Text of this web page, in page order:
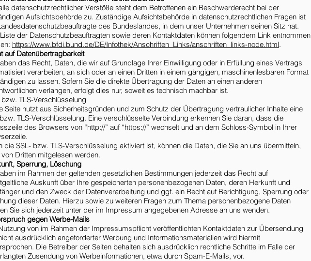
datenschutzrechtlicher Verstöße steht dem Betroffenen ein Beschwerderecht bei der
Aufsichtsbehörde zu. Zuständige Aufsichtsbehörde in datenschutzrechtlichen Fragen ist
des Bundeslandes, in dem unser Unternehmen seinen Sitz hat.
der Datenschutzbeauftragten sowie deren Kontaktdaten können folgendem Link entnommen
https://www.bfdi.bund.de/DE/Infothek/Anschriften_Links/anschriften_links-node.html.
auf Datenübertragbarkeit
das Recht, Daten, die wir auf Grundlage Ihrer Einwilligung oder in Erfüllung eines Vertrags
verarbeiten, an sich oder an einen Dritten in einem gängigen, maschinenlesbaren Format
zu lassen. Sofern Sie die direkte Übertragung der Daten an einen anderen
verlangen, erfolgt dies nur, soweit es technisch machbar ist.
bzw. TLS-Verschlüsselung
Seite nutzt aus Sicherheitsgründen und zum Schutz der Übertragung vertraulicher Inhalte eine
TLS-Verschlüsselung. Eine verschlüsselte Verbindung erkennen Sie daran, dass die
des Browsers von “http://” auf “https://” wechselt und an dem Schloss-Symbol in Ihrer
die SSL- bzw. TLS-Verschlüsselung aktiviert ist, können die Daten, die Sie an uns übermitteln,
von Dritten mitgelesen werden.
Sperrung, Löschung
im Rahmen der geltenden gesetzlichen Bestimmungen jederzeit das Recht auf
Auskunft über Ihre gespeicherten personenbezogenen Daten, deren Herkunft und
und den Zweck der Datenverarbeitung und ggf. ein Recht auf Berichtigung, Sperrung oder
dieser Daten. Hierzu sowie zu weiteren Fragen zum Thema personenbezogene Daten
Sie sich jederzeit unter der im Impressum angegebenen Adresse an uns wenden.
gegen Werbe-Mails
von im Rahmen der Impressumspflicht veröffentlichten Kontaktdaten zur Übersendung
ausdrücklich angeforderter Werbung und Informationsmaterialien wird hiermit
Die Betreiber der Seiten behalten sich ausdrücklich rechtliche Schritte im Falle der
Zusendung von Werbeinformationen, etwa durch Spam-E-Mails, vor.